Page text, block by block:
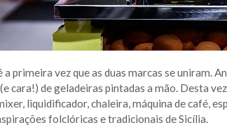
a primeira vez que as duas marcas se uniram.
cara!) de geladeiras pintadas a mão. Desta
liquidificador, chaleira, máquina de café,
folclóricas e tradicionais de Sicília.